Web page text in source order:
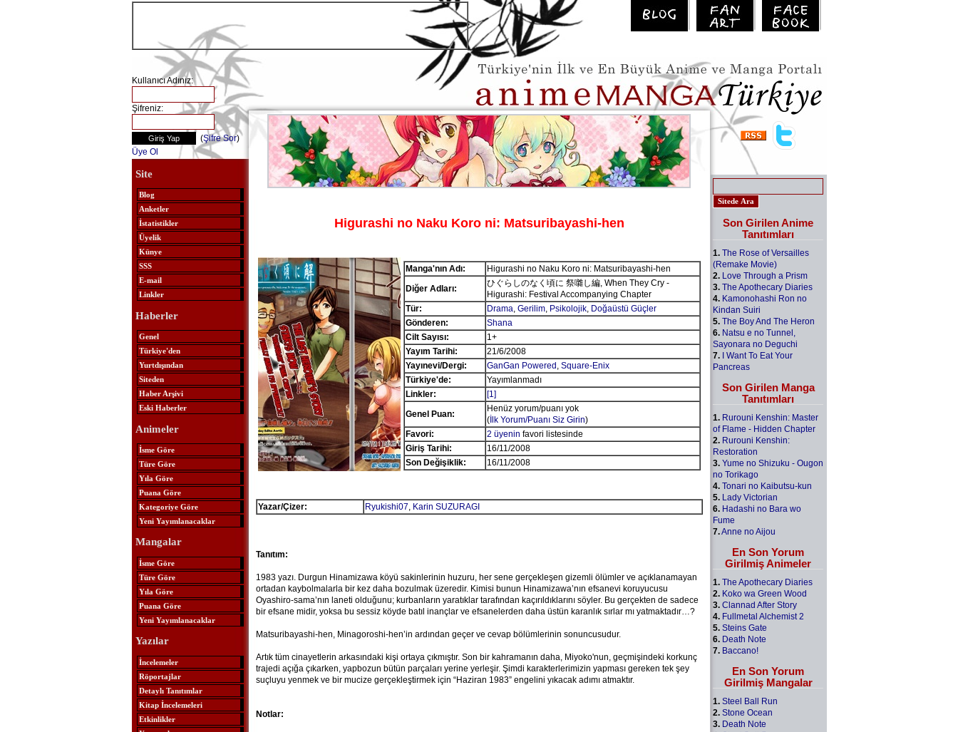
Kullanıcı Adınız:
Şifreniz:
(Şifre Sor)
Üye Ol
Site
Blog
Anketler
İstatistikler
Üyelik
Künye
SSS
E-mail
Linkler
Haberler
Genel
Türkiye'den
Yurtdışından
Siteden
Haber Arşivi
Eski Haberler
Animeler
İsme Göre
Türe Göre
Yıla Göre
Puana Göre
Kategoriye Göre
Yeni Yayımlanacaklar
Mangalar
İsme Göre
Türe Göre
Yıla Göre
Puana Göre
Yeni Yayımlanacaklar
Yazılar
İncelemeler
Röportajlar
Detaylı Tanıtımlar
Kitap İncelemeleri
Etkinlikler
Higurashi no Naku Koro ni: Matsuribayashi-hen
Manga'nın Adı:
Higurashi no Naku Koro ni: Matsuribayashi-hen
Diğer Adları:
ひぐらしのなく頃に 祭囃し編, When They Cry -
Higurashi: Festival Accompanying Chapter
Tür:
Drama, Gerilim, Psikolojik, Doğaüstü Güçler
Gönderen:
Shana
Cilt Sayısı:
1+
Yayım Tarihi:
21/6/2008
Yayınevi/Dergi:
GanGan Powered , Square-Enix
Türkiye'de:
Yayımlanmadı
Linkler:
[1]
Genel Puan:
Henüz yorum/puanı yok
(İlk Yorum/Puanı Siz Girin)
Favori:
2 üyenin favori listesinde
Giriş Tarihi:
16/11/2008
Son Değişiklik:
16/11/2008
Yazar/Çizer: Ryukishi07, Karin SUZURAGI
Tanıtım:
1983 yazı. Durgun Hinamizawa köyü sakinlerinin huzuru, her sene gerçekleşen gizemli ölümler ve açıklanamayan
ortadan kaybolmalarla bir kez daha bozulmak üzeredir. Kimisi bunun Hinamizawa’nın efsanevi koruyucusu
Oyashiro-sama’nın laneti olduğunu; kurbanların yaratıklar tarafından kaçırıldıklarını söyler. Bu gerçekten de sadece
bir efsane midir, yoksa bu sessiz köyde batıl inançlar ve efsanelerden daha üstün karanlık sırlar mı yatmaktadır…?
Matsuribayashi-hen, Minagoroshi-hen’in ardından geçer ve cevap bölümlerinin sonuncusudur.
Artık tüm cinayetlerin arkasındaki kişi ortaya çıkmıştır. Son bir kahramanın daha, Miyoko'nun, geçmişindeki korkunç
trajedi açığa çıkarken, yapbozun bütün parçaları yerine yerleşir. Şimdi karakterlerimizin yapması gereken tek şey
suçluyu yenmek ve bir mucize gerçekleştirmek için “Haziran 1983” engelini yıkacak adımı atmaktır.
Notlar:
Son Girilen Anime
Tanıtımları
1. The Rose of Versailles
(Remake Movie)
2. Love Through a Prism
3. The Apothecary Diaries
4. Kamonohashi Ron no
Kindan Suiri
5. The Boy And The Heron
6. Natsu e no Tunnel,
Sayonara no Deguchi
7. I Want To Eat Your
Pancreas
Son Girilen Manga
Tanıtımları
1. Rurouni Kenshin: Master
of Flame - Hidden Chapter
2. Rurouni Kenshin:
Restoration
3. Yume no Shizuku - Ougon
no Torikago
4. Tonari no Kaibutsu-kun
5. Lady Victorian
6. Hadashi no Bara wo
Fume
7.Anne no Aijou
En Son Yorum
Girilmiş Animeler
1. The Apothecary Diaries
2. Koko wa Green Wood
3. Clannad After Story
4. Fullmetal Alchemist 2
5. Steins Gate
6. Death Note
7. Baccano!
En Son Yorum
Girilmiş Mangalar
1. Steel Ball Run
2. Stone Ocean
3. Death Note